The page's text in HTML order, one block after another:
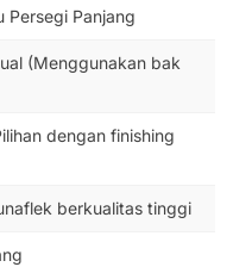
Persegi Panjang
(Menggunakan bak
dengan finishing
berkualitas tinggi